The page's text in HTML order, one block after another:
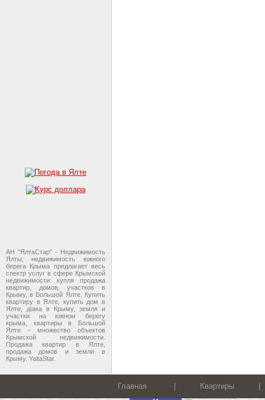
АН "ЯлтаСтар" - Недвижимость
Ялты, недвижимость южного
берега Крыма предлагает весь
спектр услуг в сфере Крымской
недвижимости: купля продажа
квартир, домов, участков в
Крыму, в Большой Ялте. Купить
квартиру в Ялте, купить дом в
Ялте, дома в Крыму, земля и
участки на южном берегу
крыма, квартиры в Большой
Ялте - множество объектов
Крымской недвижимости.
Продажа квартир в Ялте,
продажа домов и земли в
Крыму. YaltaStar.
Главная Квартиры